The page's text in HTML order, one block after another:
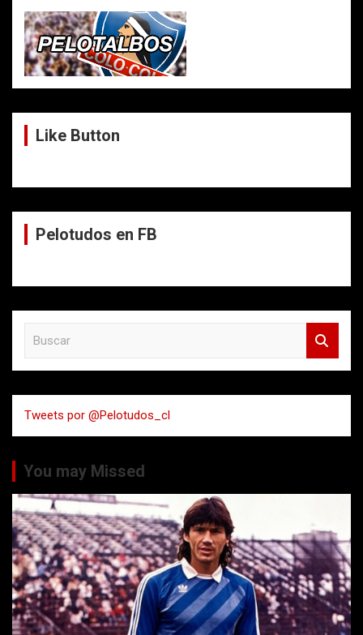
Like Button
Pelotudos en FB
a
r
Tweets por @Pelotudos_cl
You may Missed